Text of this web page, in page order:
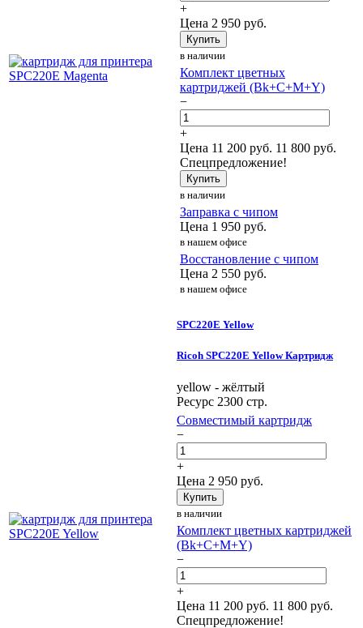
+
Цена 2 950 руб.
Купить
в наличии
Комплект цветных
картриджей (Bk+C+M+Y)
−
+
Цена 11 200 руб. 11 800 руб.
Спецпредложение!
Купить
в наличии
Заправка с чипом
Цена 1 950 руб.
в нашем офисе
Восстановление с чипом
Цена 2 550 руб.
в нашем офисе
SPC220E Yellow
Ricoh SPC220E Yellow Картридж
yellow - жёлтый
Ресурс 2300 стр.
Совместимый картридж
−
+
Цена 2 950 руб.
Купить
в наличии
Комплект цветных картриджей
(Bk+C+M+Y)
−
+
Цена 11 200 руб. 11 800 руб.
Спецпредложение!